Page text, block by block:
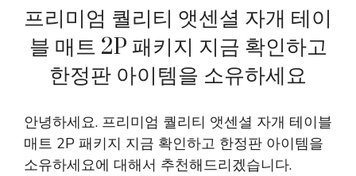
프리미엄 퀄리티 앳센셜 자개 테이
블 매트 2P 패키지 지금 확인하고
한정판 아이템을 소유하세요
안녕하세요. 프리미엄 퀄리티 앳센셜 자개 테이블
매트 2P 패키지 지금 확인하고 한정판 아이템을
소유하세요에 대해서 추천해드리겠습니다.